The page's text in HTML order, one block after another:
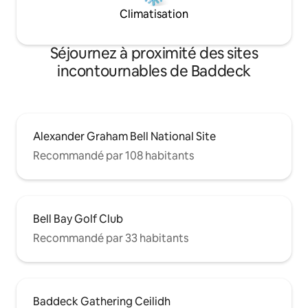
Climatisation
Séjournez à proximité des sites
incontournables de Baddeck
Alexander Graham Bell National Site
Recommandé par 108 habitants
Bell Bay Golf Club
Recommandé par 33 habitants
Baddeck Gathering Ceilidh